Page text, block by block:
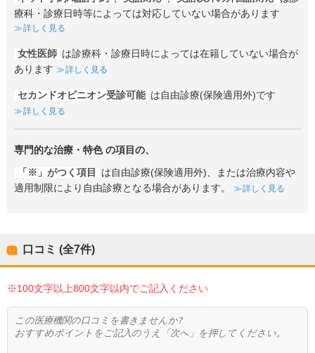
療科・診療日時等によっては対応していない場合があります
詳しく見る
女性医師 は診療科・診療日時によっては在籍していない場合が
あります
詳しく見る
セカンドオピニオン受診可能 は自由診療(保険適用外)です
詳しく見る
専門的な治療・特色の項目の、
「※」がつく項目
は自由診療(保険適用外)、または治療内容や
適用制限により自由診療となる場合があります。
詳しく見る
口コミ (全7件)
※100文字以上800文字以内でご記入ください